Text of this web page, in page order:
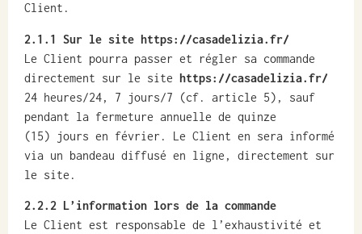
Client.
2.1.1 Sur le site https://casadelizia.fr/
Le Client pourra passer et régler sa commande
directement sur le site https://casadelizia.fr/
24 heures/24, 7 jours/7 (cf. article 5), sauf
pendant la fermeture annuelle de quinze
(15) jours en février. Le Client en sera informé
via un bandeau diffusé en ligne, directement sur
le site.
2.2.2 L’information lors de la commande
Le Client est responsable de l’exhaustivité et